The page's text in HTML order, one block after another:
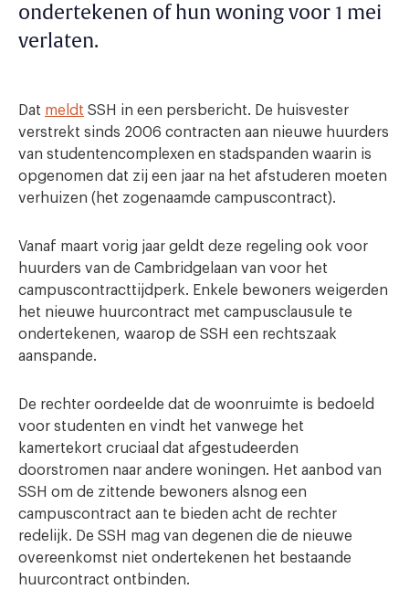
ondertekenen of hun woning voor 1 mei
verlaten.
Dat meldt SSH in een persbericht. De huisvester
verstrekt sinds 2006 contracten aan nieuwe huurders
van studentencomplexen en stadspanden waarin is
opgenomen dat zij een jaar na het afstuderen moeten
verhuizen (het zogenaamde campuscontract).
Vanaf maart vorig jaar geldt deze regeling ook voor
huurders van de Cambridgelaan van voor het
campuscontracttijdperk. Enkele bewoners weigerden
het nieuwe huurcontract met campusclausule te
ondertekenen, waarop de SSH een rechtszaak
aanspande.
De rechter oordeelde dat de woonruimte is bedoeld
voor studenten en vindt het vanwege het
kamertekort cruciaal dat afgestudeerden
doorstromen naar andere woningen. Het aanbod van
SSH om de zittende bewoners alsnog een
campuscontract aan te bieden acht de rechter
redelijk. De SSH mag van degenen die de nieuwe
overeenkomst niet ondertekenen het bestaande
huurcontract ontbinden.